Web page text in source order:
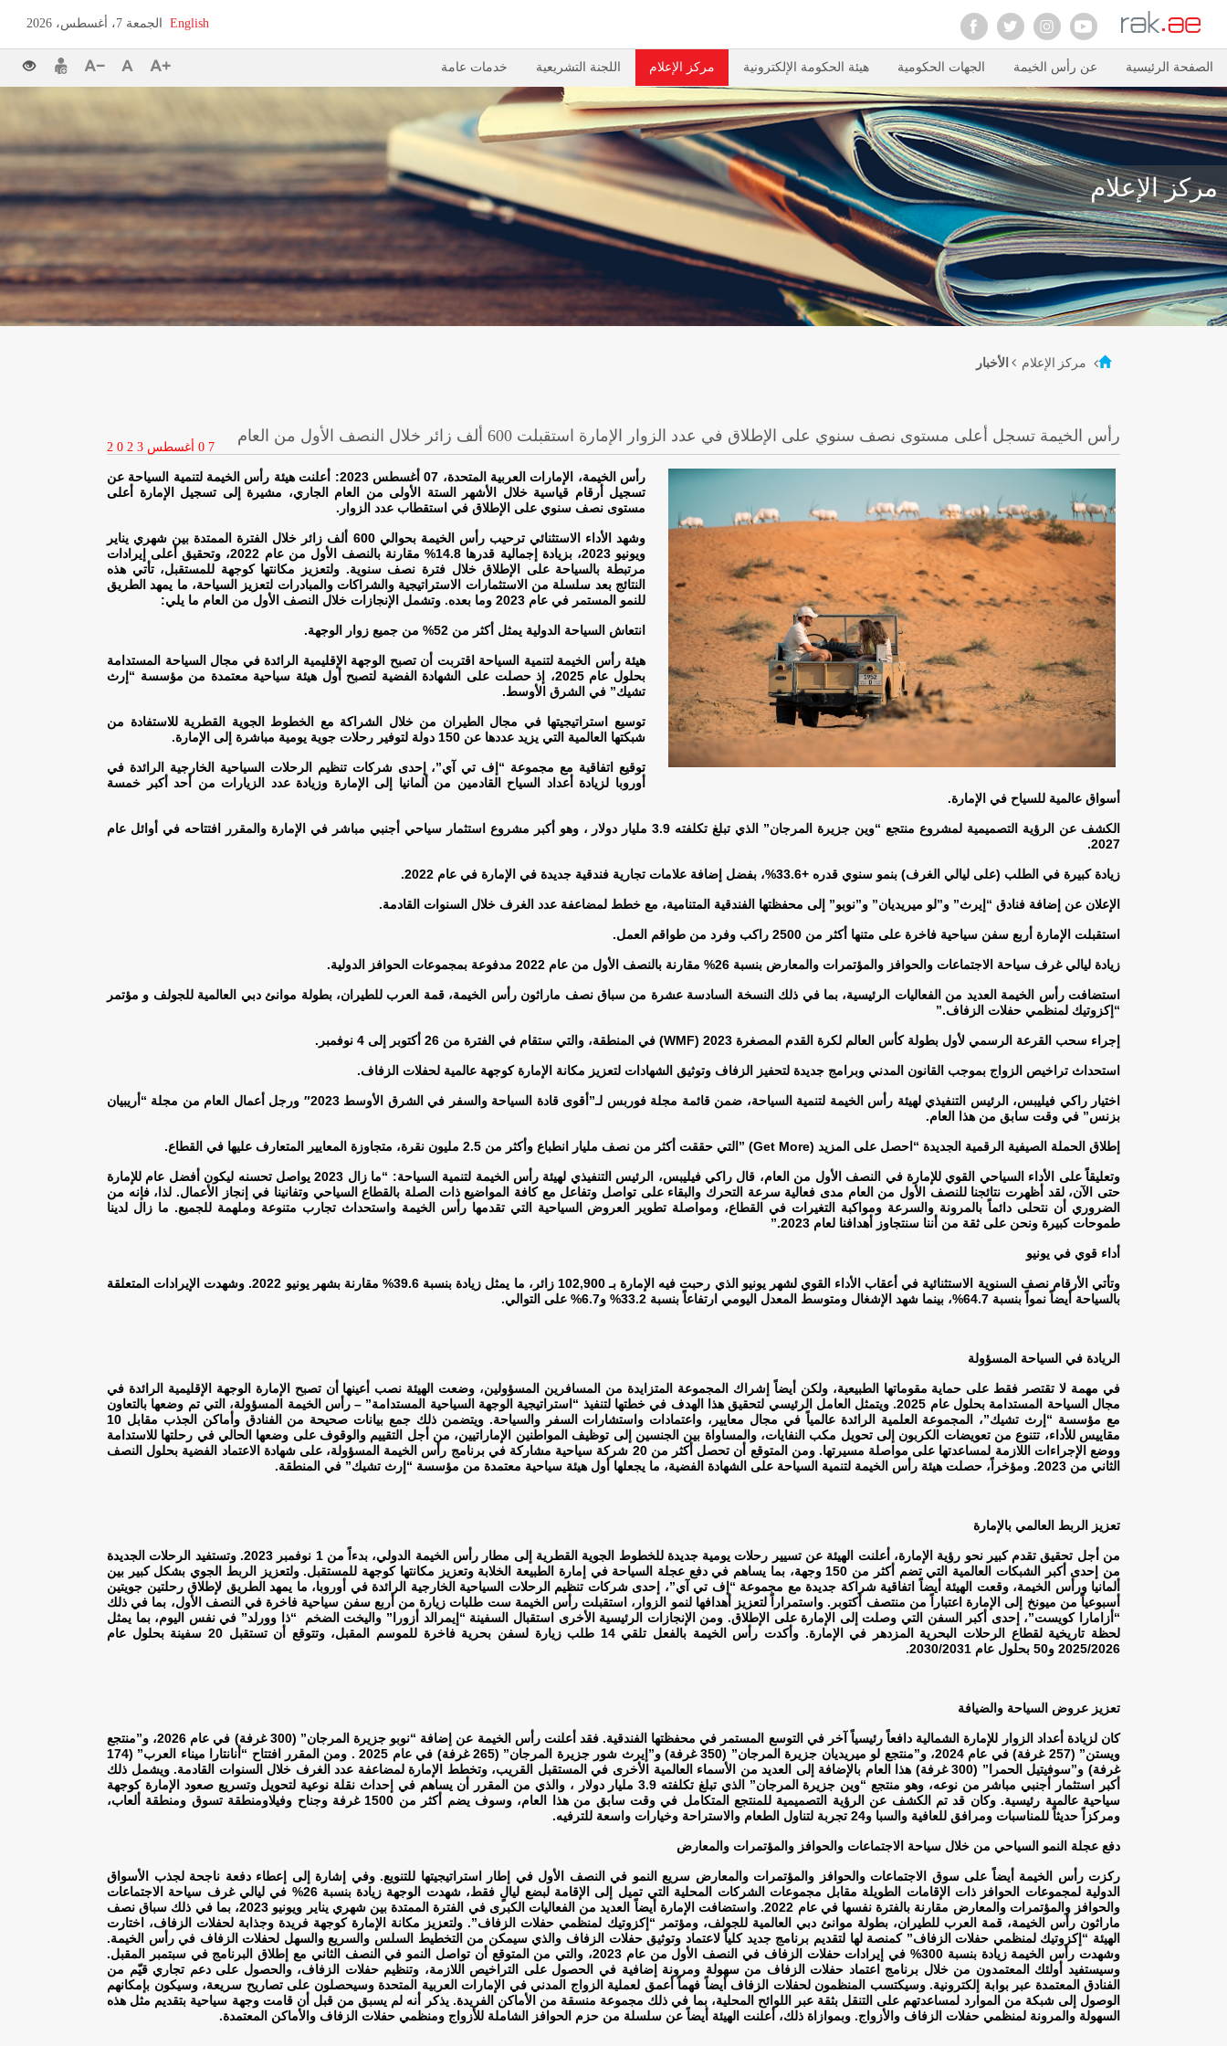
English الجمعة 7، أغسطس، 2026
الصفحة الرئيسية عن رأس الخيمة الجهات الحكومية هيئة الحكومة الإلكترونية مركز الإعلام اللجنة التشريعية خدمات عامة
مركز الإعلام
مركز الإعلام الأخبار
رأس الخيمة تسجل أعلى مستوى نصف سنوي على الإطلاق في عدد الزوار الإمارة استقبلت 600 ألف زائر خلال النصف الأول من العام
2 0 2 3 0 7
رأس الخيمة، الإمارات العربية المتحدة، 07 أغسطس 2023: أعلنت هيئة رأس الخيمة لتنمية السياحة عن
تسجيل أرقام قياسية خلال الأشهر الستة الأولى من العام الجاري، مشيرة إلى تسجيل الإمارة أعلى
مستوى نصف سنوي على الإطلاق في استقطاب عدد الزوار .
وشهد الأداء الاستثنائي ترحيب رأس الخيمة بحوالي 600 ألف زائر خلال الفترة الممتدة بين شهري يناير
ويونيو 2023، بزيادة إجمالية قدرها 14.8% مقارنة بالنصف الأول من عام 2022، وتحقيق أعلى إيرادات
مرتبطة بالسياحة على الإطلاق خلال فترة نصف سنوية. ولتعزيز مكانتها كوجهة للمستقبل، تأتي هذه
النتائج بعد سلسلة من الاستثمارات الاستراتيجية والشراكات والمبادرات لتعزيز السياحة، ما يمهد الطريق
للنمو المستمر في عام 2023 وما بعده. وتشمل الإنجازات خلال النصف الأول من العام ما يلي
:
انتعاش السياحة الدولية يمثل أكثر من 52% من جميع زوار الوجهة .
هيئة رأس الخيمة لتنمية السياحة اقتربت أن تصبح الوجهة الإقليمية الرائدة في مجال السياحة المستدامة
بحلول عام 2025، إذ حصلت على الشهادة الفضية لتصبح أول هيئة سياحية معتمدة من مؤسسة “إرث
تشيك” في الشرق الأوسط.
توسيع استراتيجيتها في مجال الطيران من خلال الشراكة مع الخطوط الجوية القطرية للاستفادة من
شبكتها العالمية التي يزيد عددها عن 150 دولة لتوفير رحلات جوية يومية مباشرة إلى الإمارة
.
توقيع اتفاقية مع مجموعة “إف تي آي”، إحدى شركات تنظيم الرحلات السياحية الخارجية الرائدة في
أوروبا لزيادة أعداد السياح القادمين من ألمانيا إلى الإمارة وزيادة عدد الزيارات من أحد أكبر خمسة
أسواق عالمية للسياح في الإمارة.
الكشف عن الرؤية التصميمية لمشروع منتجع “وين جزيرة المرجان” الذي تبلغ تكلفته 3.9 مليار دولار ، وهو أكبر مشروع استثمار سياحي أجنبي مباشر في الإمارة والمقرر افتتاحه في أوائل عام
2027
.
زيادة كبيرة في الطلب (على ليالي الغرف) بنمو سنوي قدره +33.6%، بفضل إضافة علامات تجارية فندقية جديدة في الإمارة في عام 2022 .
الإعلان عن إضافة فنادق “إيرث” و”لو ميريديان” و”نوبو” إلى محفظتها الفندقية المتنامية، مع خطط لمضاعفة عدد الغرف خلال السنوات القادمة.
استقبلت الإمارة أربع سفن سياحية فاخرة على متنها أكثر من 2500 راكب وفرد من طواقم العمل .
زيادة ليالي غرف سياحة الاجتماعات والحوافز والمؤتمرات والمعارض بنسبة 26% مقارنة بالنصف الأول من عام 2022 مدفوعة بمجموعات الحوافز الدولية .
استضافت رأس الخيمة العديد من الفعاليات الرئيسية، بما في ذلك النسخة السادسة عشرة من سباق نصف ماراثون رأس الخيمة، قمة العرب للطيران، بطولة موانئ دبي العالمية للجولف و مؤتمر
“إكزوتيك لمنظمي حفلات الزفاف”.
إجراء سحب القرعة الرسمي لأول بطولة كأس العالم لكرة القدم المصغرة 2023 (WMF) في المنطقة، والتي ستقام في الفترة من 26 أكتوبر إلى 4 نوفمبر .
استحداث تراخيص الزواج بموجب القانون المدني وبرامج جديدة لتحفيز الزفاف وتوثيق الشهادات لتعزيز مكانة الإمارة كوجهة عالمية لحفلات الزفاف.
اختيار راكي فيليبس، الرئيس التنفيذي لهيئة رأس الخيمة لتنمية السياحة، ضمن قائمة مجلة فوربس لـ”أقوى قادة السياحة والسفر في الشرق الأوسط 2023″ ورجل أعمال العام من مجلة “أريبيان
بزنس” في وقت سابق من هذا العام.
إطلاق الحملة الصيفية الرقمية الجديدة “احصل على المزيد ” (Get More) التي حققت أكثر من نصف مليار انطباع وأكثر من 2.5 مليون نقرة، متجاوزة المعايير المتعارف عليها في القطاع .
وتعليقاً على الأداء السياحي القوي للإمارة في النصف الأول من العام، قال راكي فيليبس، الرئيس التنفيذي لهيئة رأس الخيمة لتنمية السياحة: “ما زال 2023 يواصل تحسنه ليكون أفضل عام للإمارة
حتى الآن، لقد أظهرت نتائجنا للنصف الأول من العام مدى فعالية سرعة التحرك والبقاء على تواصل وتفاعل مع كافة المواضيع ذات الصلة بالقطاع السياحي وتفانينا في إنجاز الأعمال. لذا، فإنه من
الضروري أن نتحلى دائماً بالمرونة والسرعة ومواكبة التغيرات في القطاع، ومواصلة تطوير العروض السياحية التي تقدمها رأس الخيمة واستحداث تجارب متنوعة وملهمة للجميع. ما زال لدينا
طموحات كبيرة ونحن على ثقة من أننا سنتجاوز أهدافنا لعام 2023
”.
أداء قوي في يونيو
وتأتي الأرقام نصف السنوية الاستثنائية في أعقاب الأداء القوي لشهر يونيو الذي رحبت فيه الإمارة بـ 102,900 زائر، ما يمثل زيادة بنسبة 39.6% مقارنة بشهر يونيو 2022. وشهدت الإيرادات المتعلقة
بالسياحة أيضاً نمواً بنسبة 64.7%، بينما شهد الإشغال ومتوسط المعدل اليومي ارتفاعاً بنسبة 33.2% و6.7% على التوالي
.
الريادة في السياحة المسؤولة
في مهمة لا تقتصر فقط على حماية مقوماتها الطبيعية، ولكن أيضاً إشراك المجموعة المتزايدة من المسافرين المسؤولين، وضعت الهيئة نصب أعينها أن تصبح الإمارة الوجهة الإقليمية الرائدة في
مجال السياحة المستدامة بحلول عام 2025. ويتمثل العامل الرئيسي لتحقيق هذا الهدف في خطتها لتنفيذ “استراتيجية الوجهة السياحية المستدامة” – رأس الخيمة المسؤولة، التي تم وضعها بالتعاون
مع مؤسسة “إرث تشيك”، المجموعة العلمية الرائدة عالمياً في مجال معايير، واعتمادات واستشارات السفر والسياحة. ويتضمن ذلك جمع بيانات صحيحة من الفنادق وأماكن الجذب مقابل 10
مقاييس للأداء، تتنوع من تعويضات الكربون إلى تحويل مكب النفايات، والمساواة بين الجنسين إلى توظيف المواطنين الإماراتيين، من أجل التقييم والوقوف على وضعها الحالي في رحلتها للاستدامة
ووضع الإجراءات اللازمة لمساعدتها على مواصلة مسيرتها. ومن المتوقع أن تحصل أكثر من 20 شركة سياحية مشاركة في برنامج رأس الخيمة المسؤولة، على شهادة الاعتماد الفضية بحلول النصف
الثاني من 2023. ومؤخراً، حصلت هيئة رأس الخيمة لتنمية السياحة على الشهادة الفضية، ما يجعلها أول هيئة سياحية معتمدة من مؤسسة “إرث تشيك” في المنطقة
.
تعزيز الربط العالمي بالإمارة
من أجل تحقيق تقدم كبير نحو رؤية الإمارة، أعلنت الهيئة عن تسيير رحلات يومية جديدة للخطوط الجوية القطرية إلى مطار رأس الخيمة الدولي، بدءاً من 1 نوفمبر 2023. وتستفيد الرحلات الجديدة
من إحدى أكبر الشبكات العالمية التي تضم أكثر من 150 وجهة، بما يساهم في دفع عجلة السياحة في إمارة الطبيعة الخلابة وتعزيز مكانتها كوجهة للمستقبل. ولتعزيز الربط الجوي بشكل كبير بين
ألمانيا ورأس الخيمة، وقعت الهيئة أيضاً اتفاقية شراكة جديدة مع مجموعة “إف تي آي”، إحدى شركات تنظيم الرحلات السياحية الخارجية الرائدة في أوروبا، ما يمهد الطريق لإطلاق رحلتين جويتين
أسبوعياً من ميونخ إلى الإمارة اعتباراً من منتصف أكتوبر. واستمراراً لتعزيز أهدافها لنمو الزوار، استقبلت رأس الخيمة ست طلبات زيارة من أربع سفن سياحية فاخرة في النصف الأول، بما في ذلك
“أزامارا كويست”، إحدى أكبر السفن التي وصلت إلى الإمارة على الإطلاق. ومن الإنجازات الرئيسية الأخرى استقبال السفينة “إيمرالد أزورا” واليخت الضخم “ذا وورلد” في نفس اليوم، بما يمثل
لحظة تاريخية لقطاع الرحلات البحرية المزدهر في الإمارة. وأكدت رأس الخيمة بالفعل تلقي 14 طلب زيارة لسفن بحرية فاخرة للموسم المقبل، وتتوقع أن تستقبل 20 سفينة بحلول عام
2025/2026 و50 بحلول عام 2030/2031
.
تعزيز عروض السياحة والضيافة
كان لزيادة أعداد الزوار للإمارة الشمالية دافعاً رئيسياً آخر في التوسع المستمر في محفظتها الفندقية. فقد أعلنت رأس الخيمة عن إضافة “نوبو جزيرة المرجان” (300 غرفة) في عام 2026، و”منتجع
ويستن” (257 غرفة) في عام 2024، و”منتجع لو ميريديان جزيرة المرجان” (350 غرفة) و”إيرث شور جزيرة المرجان” (265 غرفة) في عام 2025 . ومن المقرر افتتاح “أنانتارا ميناء العرب” (174
غرفة) و”سوفيتيل الحمرا” (300 غرفة) هذا العام بالإضافة إلى العديد من الأسماء العالمية الأخرى في المستقبل القريب، وتخطط الإمارة لمضاعفة عدد الغرف خلال السنوات القادمة. ويشمل ذلك
أكبر استثمار أجنبي مباشر من نوعه، وهو منتجع “وين جزيرة المرجان” الذي تبلغ تكلفته 3.9 مليار دولار ، والذي من المقرر أن يساهم في إحداث نقلة نوعية لتحويل وتسريع صعود الإمارة كوجهة
سياحية عالمية رئيسية. وكان قد تم الكشف عن الرؤية التصميمية للمنتجع المتكامل في وقت سابق من هذا العام، وسوف يضم أكثر من 1500 غرفة وجناح وفيلاومنطقة تسوق ومنطقة ألعاب،
ومركزاً حديثاً للمناسبات ومرافق للعافية والسبا و24 تجربة لتناول الطعام والاستراحة وخيارات واسعة للترفيه
.
دفع عجلة النمو السياحي من خلال سياحة الاجتماعات والحوافز والمؤتمرات والمعارض
ركزت رأس الخيمة أيضاً على سوق الاجتماعات والحوافز والمؤتمرات والمعارض سريع النمو في النصف الأول في إطار استراتيجيتها للتنويع. وفي إشارة إلى إعطاء دفعة ناجحة لجذب الأسواق
الدولية لمجموعات الحوافز ذات الإقامات الطويلة مقابل مجموعات الشركات المحلية التي تميل إلى الإقامة لبضع ليالٍ فقط، شهدت الوجهة زيادة بنسبة 26% في ليالي غرف سياحة الاجتماعات
والحوافز والمؤتمرات والمعارض مقارنة بالفترة نفسها في عام 2022. واستضافت الإمارة أيضاً العديد من الفعاليات الكبرى في الفترة الممتدة بين شهري يناير ويونيو 2023، بما في ذلك سباق نصف
ماراثون رأس الخيمة، قمة العرب للطيران، بطولة موانئ دبي العالمية للجولف، ومؤتمر “إكزوتيك لمنظمي حفلات الزفاف”. ولتعزيز مكانة الإمارة كوجهة فريدة وجذابة لحفلات الزفاف، اختارت
الهيئة “إكزوتيك لمنظمي حفلات الزفاف” كمنصة لها لتقديم برنامج جديد كلياً لاعتماد وتوثيق حفلات الزفاف والذي سيمكن من التخطيط السلس والسريع والسهل لحفلات الزفاف في رأس الخيمة.
وشهدت رأس الخيمة زيادة بنسبة 300% في إيرادات حفلات الزفاف في النصف الأول من عام 2023، والتي من المتوقع أن تواصل النمو في النصف الثاني مع إطلاق البرنامج في سبتمبر المقبل.
وسيستفيد أولئك المعتمدون من خلال برنامج اعتماد حفلات الزفاف من سهولة ومرونة إضافية في الحصول على التراخيص اللازمة، وتنظيم حفلات الزفاف، والحصول على دعم تجاري قيّم من
الفنادق المعتمدة عبر بوابة إلكترونية. وسيكتسب المنظمون لحفلات الزفاف أيضاً فهماً أعمق لعملية الزواج المدني في الإمارات العربية المتحدة وسيحصلون على تصاريح سريعة، وسيكون بإمكانهم
الوصول إلى شبكة من الموارد لمساعدتهم على التنقل بثقة عبر اللوائح المحلية، بما في ذلك مجموعة منسقة من الأماكن الفريدة. يذكر أنه لم يسبق من قبل أن قامت وجهة سياحية بتقديم مثل هذه
السهولة والمرونة لمنظمي حفلات الزفاف والأزواج. وبموازاة ذلك، أعلنت الهيئة أيضاً عن سلسلة من حزم الحوافز الشاملة للأزواج ومنظمي حفلات الزفاف والأماكن المعتمدة.